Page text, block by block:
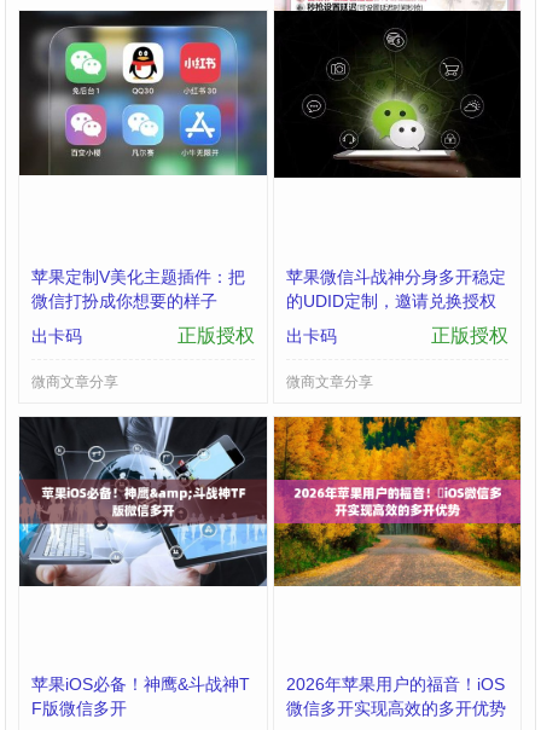
苹果定制V美化主题插件：把
微信打扮成你想要的样子
出卡码
正版授权
微商文章分享
苹果微信斗战神分身多开稳定
的UDID定制，邀请兑换授权
购买
出卡码 正版授权
微商文章分享
苹果iOS必备！神鹰&斗战神T
F版微信多开
2026年苹果用户的福音！​iOS
微信多开实现高效的多开优势